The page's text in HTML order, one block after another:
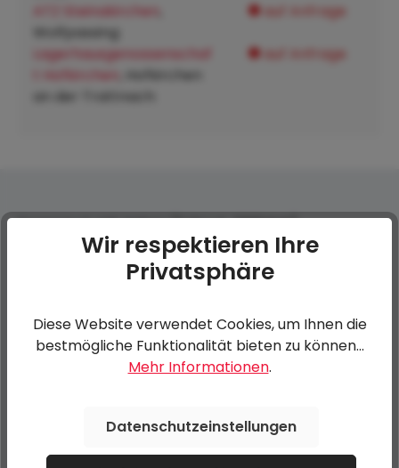
ATZ Steinakirchen
Wolfpassing:
auf Anfrage
Lagerhausgenossenschaf
t Hofkirchen
, Hofkirchen
an der Trattnach:
auf Anfrage
Spanngurt mit Haken (2 Stück, 1200daN)
Durchschnittliche Bewertung von 0 von 5 Sternen
Bewerten Sie dieses Produkt!
Bewertung schreiben
Wir respektieren Ihre
Privatsphäre
Diese Website verwendet Cookies, um Ihnen die
bestmögliche Funktionalität bieten zu können...
Mehr Informationen.
Datenschutzeinstellungen